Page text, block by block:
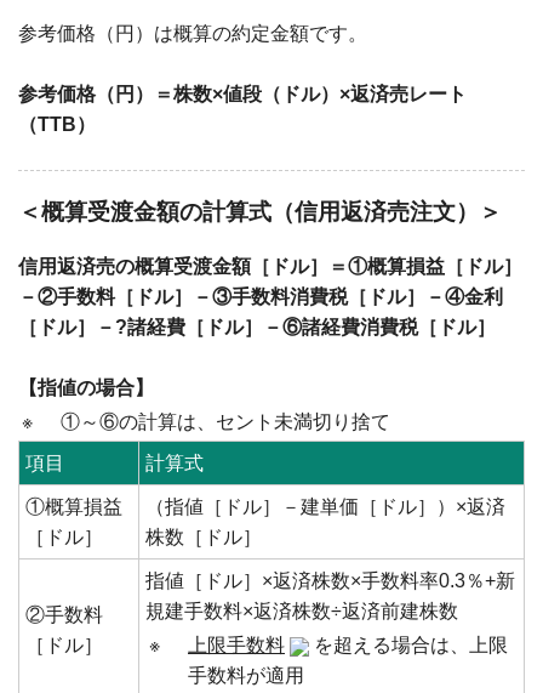
参考価格（円）は概算の約定金額です。
参考価格（円）＝株数×値段（ドル）×返済売レート
（TTB）
＜概算受渡金額の計算式（信用返済売注文）＞
信用返済売の概算受渡金額［ドル］＝①概算損益［ドル］
－②手数料［ドル］－③手数料消費税［ドル］－④金利
［ドル］－?諸経費［ドル］－⑥諸経費消費税［ドル］
【指値の場合】
※
①～⑥の計算は、セント未満切り捨て
項目
計算式
①概算損益
［ドル］
（指値［ドル］－建単価［ドル］）×返済
株数［ドル］
②手数料
［ドル］
指値［ドル］×返済株数×手数料率0.3％+新
規建手数料×返済株数÷返済前建株数
※
上限手数料
を超える場合は、上限
手数料が適用